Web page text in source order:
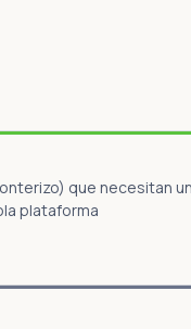
que necesitan
plataforma